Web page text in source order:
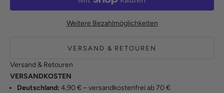
Weitere Bezahlmöglichkeiten
VERSAND & RETOUREN
Versand & Retouren
VERSANDKOSTEN
Deutschland: 4,90 € – versandkostenfrei ab 70 €